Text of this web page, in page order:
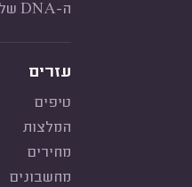
ה-DNA של מידרג
עזרים
טיפים
המלצות
מחירים
מחשבונים